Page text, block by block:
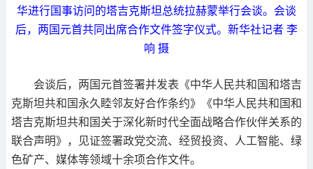
华进行国事访问的塔吉克斯坦总统拉赫蒙举行会谈。会谈
后，两国元首共同出席合作文件签字仪式。新华社记者 李
响 摄
会谈后，两国元首签署并发表《中华人民共和国和塔吉
克斯坦共和国永久睦邻友好合作条约》《中华人民共和国和
塔吉克斯坦共和国关于深化新时代全面战略合作伙伴关系的
联合声明》，见证签署政党交流、经贸投资、人工智能、绿
色矿产、媒体等领域十余项合作文件。